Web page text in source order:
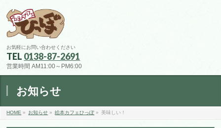
お気軽にお問い合わせください
TEL 0138-87-2691
営業時間 AM11:00～PM6:00
お知らせ
HOME » お知らせ » 絵本カフェひっぽ» 美味しい！